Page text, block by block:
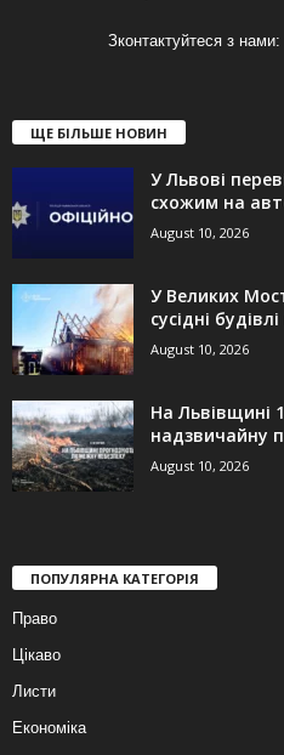
Зконтактуйтеся з нами:
ЩЕ БІЛЬШЕ НОВИН
У Львові
схожим на
August 10, 2026
У Великих
сусідні
August 10, 2026
На Львівщині
надзвичайну
August 10, 2026
ПОПУЛЯРНА КАТЕГОРІЯ
Право
Цікаво
Листи
Економіка